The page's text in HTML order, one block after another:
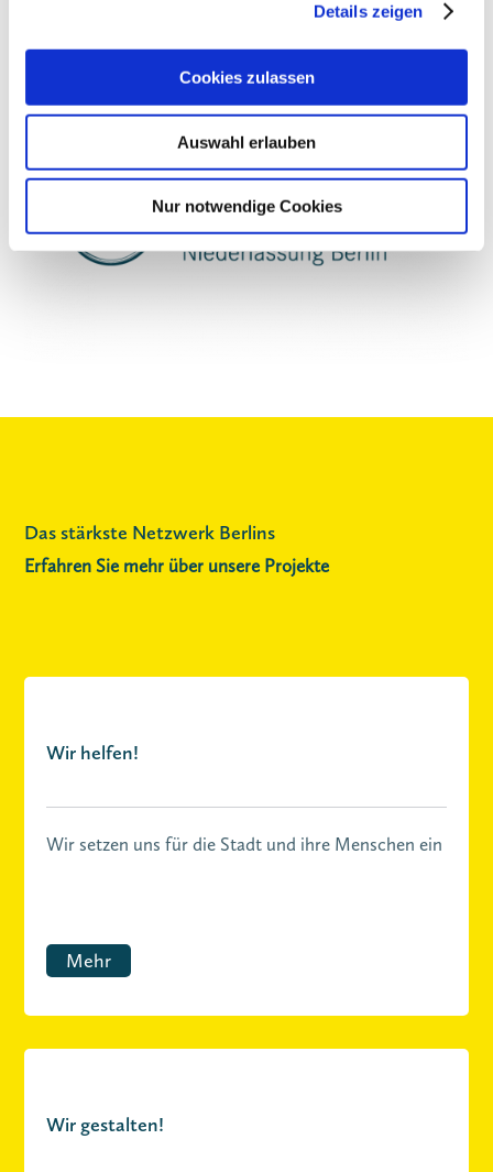
Details zeigen
Cookies zulassen
Auswahl erlauben
Nur notwendige Cookies
Das stärkste Netzwerk Berlins
Erfahren Sie mehr über unsere Projekte
Wir helfen!
Wir setzen uns für die Stadt und ihre Menschen ein
Mehr
Wir gestalten!